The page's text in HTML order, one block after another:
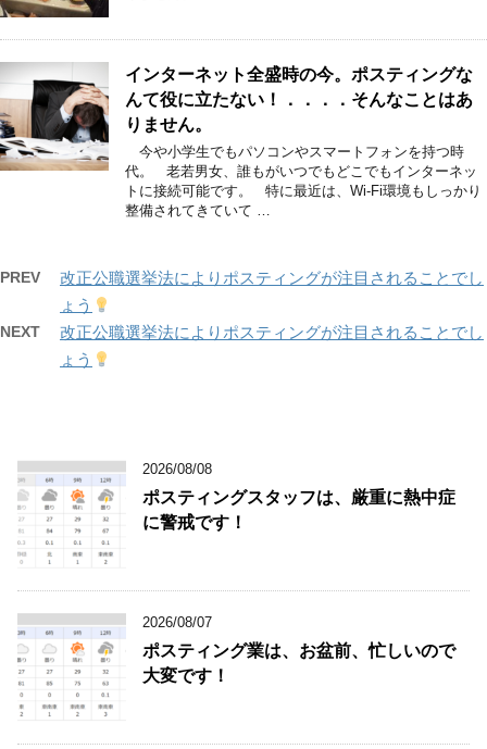
インターネット全盛時の今。ポスティングな
んて役に立たない！．．．．そんなことはあ
りません。
今や小学生でもパソコンやスマートフォンを持つ時
代。 老若男女、誰もがいつでもどこでもインターネッ
トに接続可能です。 特に最近は、Wi-Fi環境もしっかり
整備されてきていて …
PREV
改正公職選挙法によりポスティングが注目されることでし
ょう
NEXT
改正公職選挙法によりポスティングが注目されることでし
ょう
2026/08/08
ポスティングスタッフは、厳重に熱中症
に警戒です！
2026/08/07
ポスティング業は、お盆前、忙しいので
大変です！